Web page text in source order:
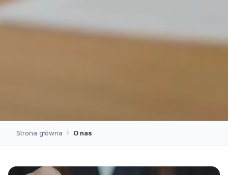
Strona główna › O nas